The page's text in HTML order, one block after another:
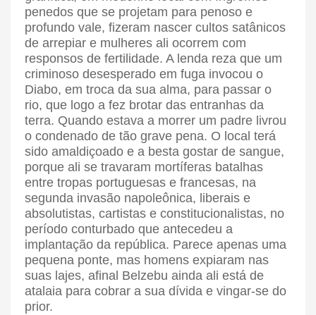
penedos que se projetam para penoso e
profundo vale, fizeram nascer cultos satânicos
de arrepiar e mulheres ali ocorrem com
responsos de fertilidade. A lenda reza que um
criminoso desesperado em fuga invocou o
Diabo, em troca da sua alma, para passar o
rio, que logo a fez brotar das entranhas da
terra. Quando estava a morrer um padre livrou
o condenado de tão grave pena. O local terá
sido amaldiçoado e a besta gostar de sangue,
porque ali se travaram mortíferas batalhas
entre tropas portuguesas e francesas, na
segunda invasão napoleônica, liberais e
absolutistas, cartistas e constitucionalistas, no
período conturbado que antecedeu a
implantação da república. Parece apenas uma
pequena ponte, mas homens expiaram nas
suas lajes, afinal Belzebu ainda ali está de
atalaia para cobrar a sua dívida e vingar-se do
prior.